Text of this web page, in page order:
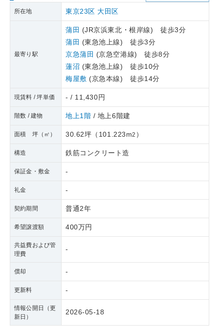
所在地 東京23区 大田区
最寄り駅
蒲田 (JR京浜東北・根岸線) 徒歩3分
蒲田 (東急池上線) 徒歩3分
京急蒲田 (京急空港線) 徒歩8分
蓮沼 (東急池上線) 徒歩10分
梅屋敷 (京急本線) 徒歩14分
現賃料 / 坪単価 - / 11,430円
階数 / 建物 地上1階 / 地上6階建
面積 坪（㎡） 30.62坪 （ 101.223m2 ）
構造 鉄筋コンクリート造
保証金・敷金 -
礼金 -
契約期間 普通2年
希望譲渡額 400万円
共益費および管
理費
-
償却 -
更新料 -
情報公開日（更
新日）
2026-05-18